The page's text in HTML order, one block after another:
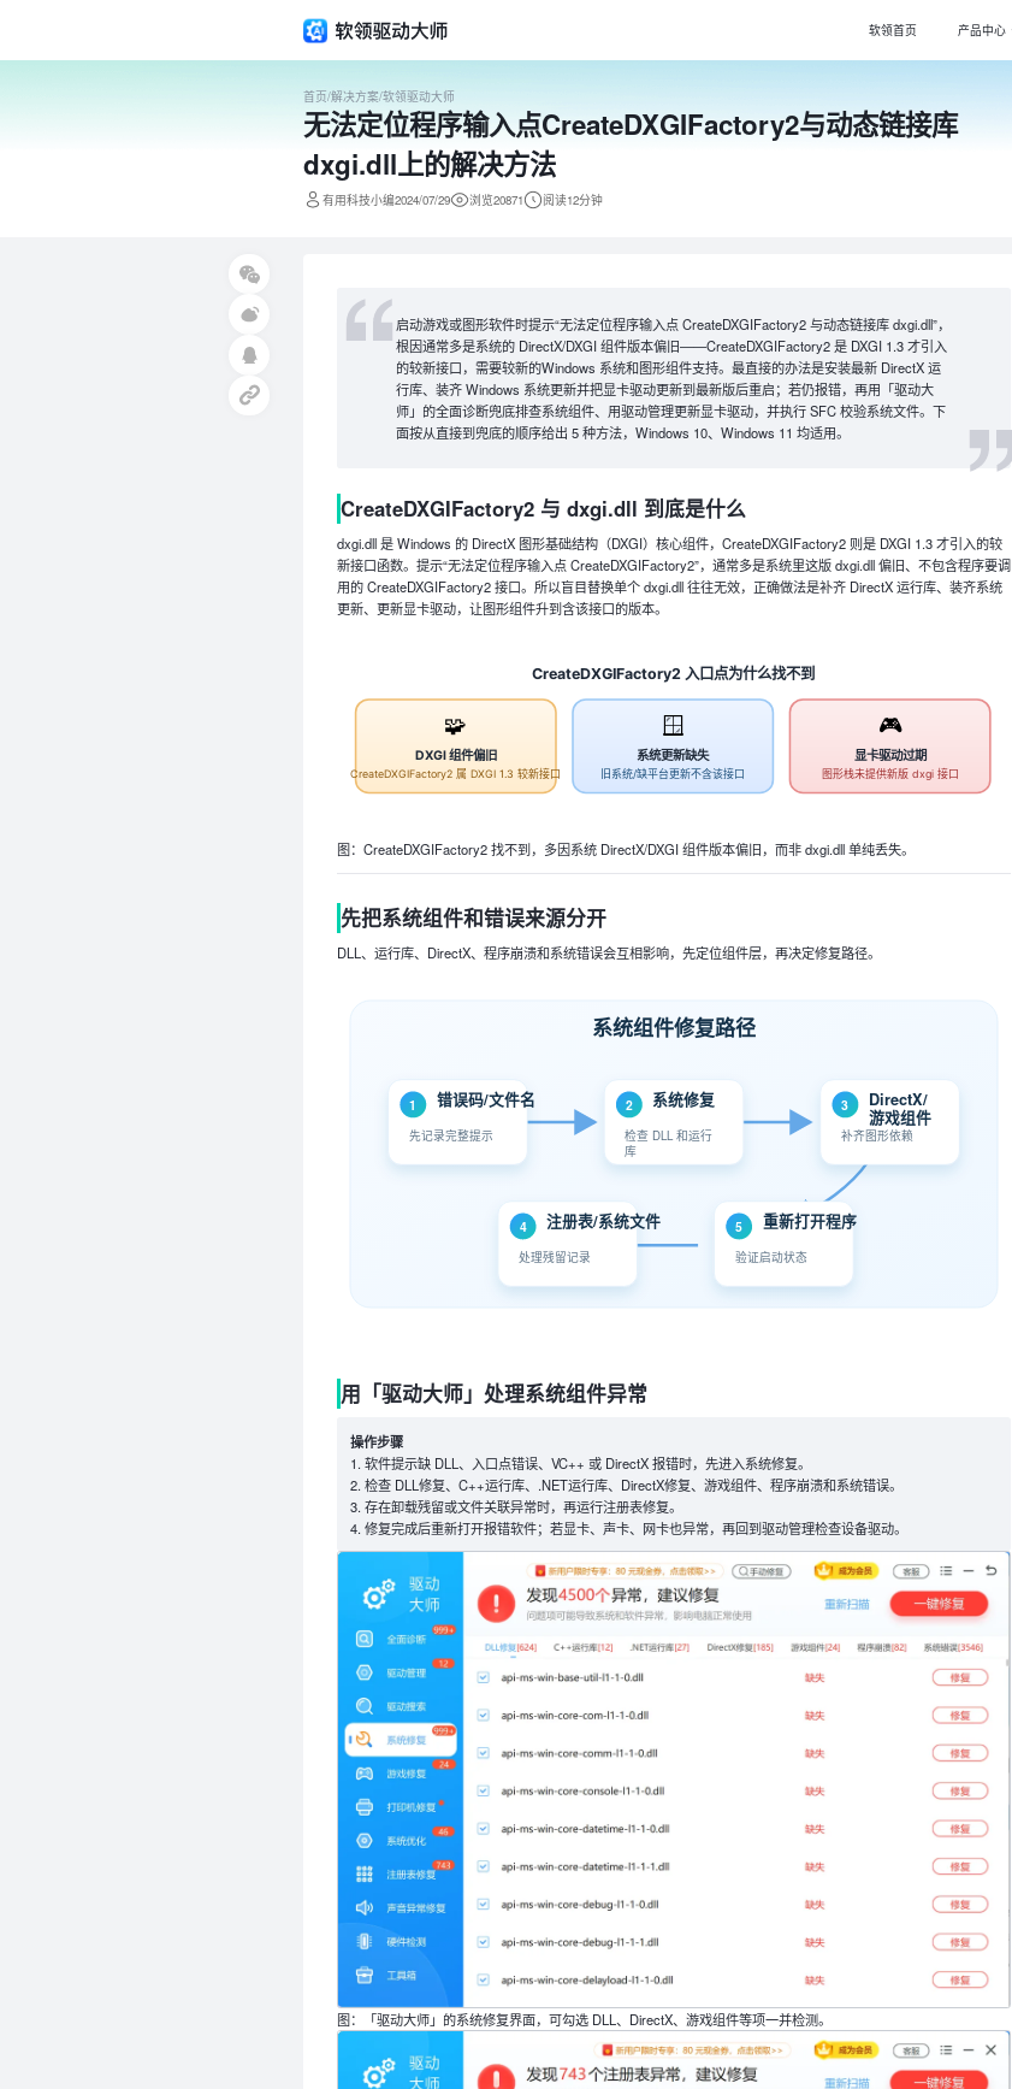
软领首页 产品中心
首页/解决方案/软领驱动大师
无法定位程序输入点CreateDXGIFactory2与动态链接库
dxgi.dll上的解决方法
有用科技小编2024/07/29 浏览20871 阅读12分钟
启动游戏或图形软件时提示“无法定位程序输入点 CreateDXGIFactory2 与动态链接库 dxgi.dll”，
根因通常多是系统的 DirectX/DXGI 组件版本偏旧——CreateDXGIFactory2 是 DXGI 1.3 才引入
的较新接口，需要较新的Windows 系统和图形组件支持。最直接的办法是安装最新 DirectX 运
行库、装齐 Windows 系统更新并把显卡驱动更新到最新版后重启；若仍报错，再用「驱动大
师」的全面诊断兜底排查系统组件、用驱动管理更新显卡驱动，并执行 SFC 校验系统文件。下
面按从直接到兜底的顺序给出 5 种方法，Windows 10、Windows 11 均适用。
CreateDXGIFactory2 与 dxgi.dll 到底是什么
dxgi.dll 是 Windows 的 DirectX 图形基础结构（DXGI）核心组件，CreateDXGIFactory2 则是 DXGI 1.3 才引入的较
新接口函数。提示“无法定位程序输入点 CreateDXGIFactory2”，通常多是系统里这版 dxgi.dll 偏旧、不包含程序要调
用的 CreateDXGIFactory2 接口。所以盲目替换单个 dxgi.dll 往往无效，正确做法是补齐 DirectX 运行库、装齐系统
更新、更新显卡驱动，让图形组件升到含该接口的版本。
CreateDXGIFactory2 入口点为什么找不到
🧩
DXGI 组件偏旧
CreateDXGIFactory2 属 DXGI 1.3 较新接口
🪟
系统更新缺失
旧系统/缺平台更新不含该接口
🎮
显卡驱动过期
图形栈未提供新版 dxgi 接口
图：CreateDXGIFactory2 找不到，多因系统 DirectX/DXGI 组件版本偏旧，而非 dxgi.dll 单纯丢失。
先把系统组件和错误来源分开
DLL、运行库、DirectX、程序崩溃和系统错误会互相影响，先定位组件层，再决定修复路径。
系统组件修复路径
1 错误码/文件名
先记录完整提示
2 系统修复
检查 DLL 和运行
库
3
DirectX/
游戏组件
补齐图形依赖
4 注册表/系统文件
处理残留记录
5 重新打开程序
验证启动状态
用「驱动大师」处理系统组件异常
操作步骤
软件提示缺 DLL、入口点错误、VC++ 或 DirectX 报错时，先进入系统修复。
检查 DLL修复、C++运行库、.NET运行库、DirectX修复、游戏组件、程序崩溃和系统错误。
存在卸载残留或文件关联异常时，再运行注册表修复。
修复完成后重新打开报错软件；若显卡、声卡、网卡也异常，再回到驱动管理检查设备驱动。
图：「驱动大师」的系统修复界面，可勾选 DLL、DirectX、游戏组件等项一并检测。